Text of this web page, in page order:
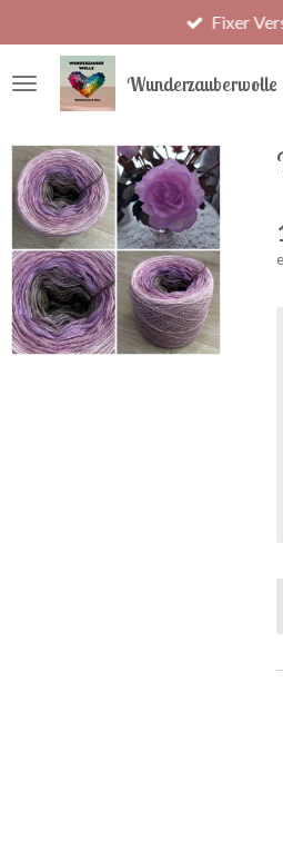
Hauptinhalt
springen
Wunderzauberwolle
Fixer